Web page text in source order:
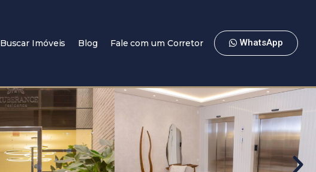
Buscar Imóveis Blog Fale com um Corretor WhatsApp